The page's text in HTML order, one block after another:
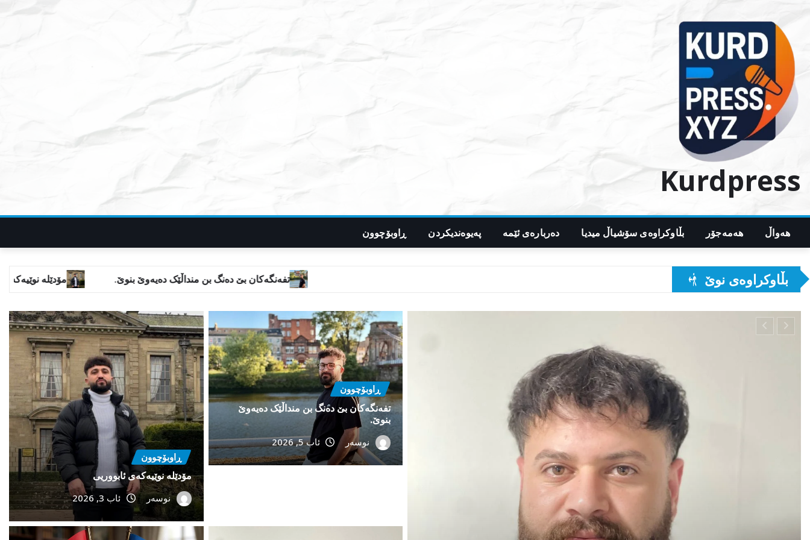
content
Kurdpress
هەواڵ هەمەجۆر بڵاوکراوەی سۆشیاڵ میدیا دەربارەی ئێمە پەیوەندیکردن ڕاوبۆچوون
بڵاوکراوەى نوێ تفەنگەکان بێ دەنگ بن منداڵێک دەیەوێ
ئۆکرانیا ، وەڵامی عێراق دەداتەوە .
ڕاوبۆچوون
تفەنگەکان بێ دەنگ بن منداڵێک دەیەوێ
بنوێ.
نوسەر
ئاب 5, 2026
ڕاوبۆچوون
مۆدێلە نوێیەکەى ئابووریی
نوسەر ئاب 3, 2026